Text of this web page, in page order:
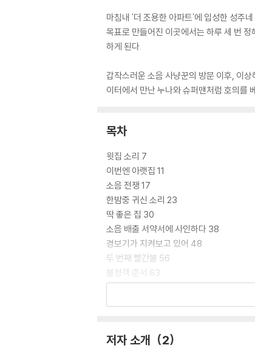
마침내 '더 조용한 아파트'에 입성한 성주
목표로 만들어진 이곳에서는 하루 세 번
하게 된다.
갑작스러운 소음 사냥꾼의 방문 이후, 이
이터에서 만난 누나와 슈퍼맨처럼 호의를
목차
윗집 소리 7
이번엔 아랫집 11
소음 전쟁 17
한밤중 귀신 소리 23
딱 좋은 집 30
소음 배출 서약서에 사인하다 38
경보기가 지켜보고 있어 48
두 번째 빨간불 56
불청객 준서 63
이웃집 슈퍼맨 72
다섯 번째 빨간불 98
저자 소개 2